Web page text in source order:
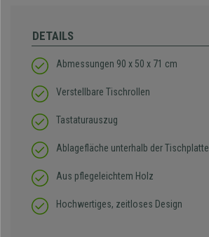
DETAILS
Abmessungen 90 x 50 x 71 cm
Verstellbare Tischrollen
Tastaturauszug
Ablagefläche unterhalb der Tischplatte
Aus pflegeleichtem Holz
Hochwertiges, zeitloses Design